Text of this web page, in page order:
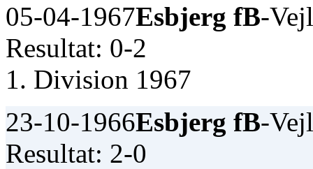
05-04-1967Esbjerg fB-
Resultat: 0-2
1. Division 1967
23-10-1966Esbjerg fB-
Resultat: 2-0